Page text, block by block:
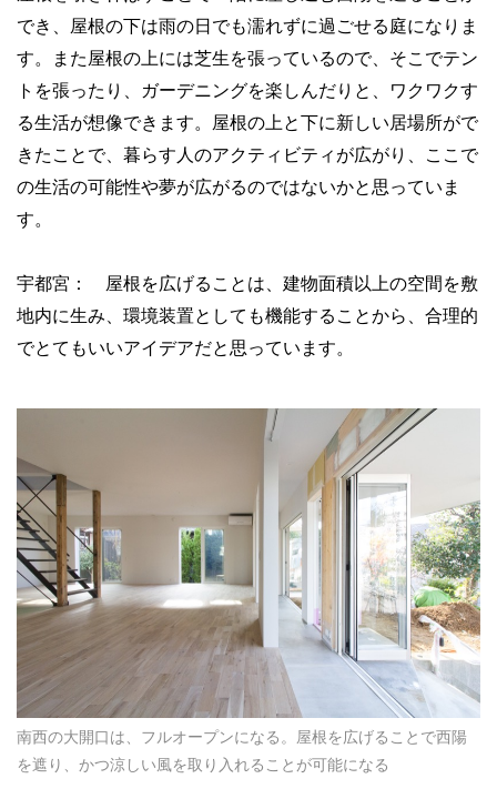
でき、屋根の下は雨の日でも濡れずに過ごせる庭になりま
す。また屋根の上には芝生を張っているので、そこでテン
トを張ったり、ガーデニングを楽しんだりと、ワクワクす
る生活が想像できます。屋根の上と下に新しい居場所がで
きたことで、暮らす人のアクティビティが広がり、ここで
の生活の可能性や夢が広がるのではないかと思っていま
す。
宇都宮： 屋根を広げることは、建物面積以上の空間を敷
地内に生み、環境装置としても機能することから、合理的
でとてもいいアイデアだと思っています。
南西の大開口は、フルオープンになる。屋根を広げることで西陽
を遮り、かつ涼しい風を取り入れることが可能になる